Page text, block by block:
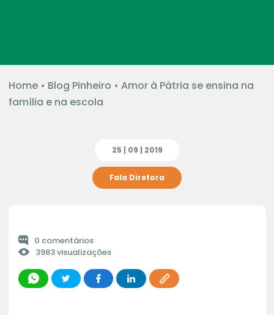
Home• Blog Pinheiro • Amor à Pátria se ensina na
família e na escola
25 | 09 | 2019
Fala Diretora
0 comentários
3983 visualizações